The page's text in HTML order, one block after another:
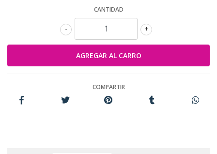
CANTIDAD
+
-
COMPARTIR